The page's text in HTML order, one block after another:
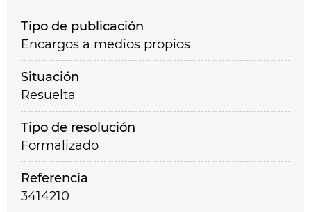
Tipo de publicación
Encargos a medios propios
Situación
Resuelta
Tipo de resolución
Formalizado
Referencia
3414210